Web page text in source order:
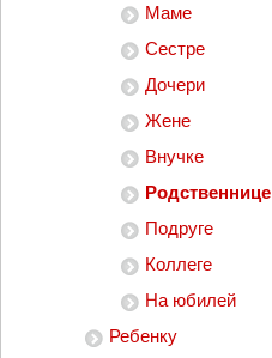
Маме
Сестре
Дочери
Жене
Внучке
Родственнице
Подруге
Коллеге
На юбилей
Ребенку